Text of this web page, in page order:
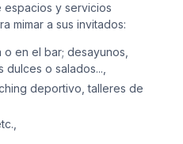
espacios y servicios
mimar a sus invitados:
en el bar; desayunos,
o salados...,
deportivo, talleres de